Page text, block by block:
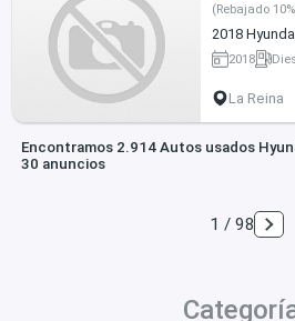
(Rebajado
2018
2018
La Reina
Encontramos 2.914 Autos usados
30 anuncios
1 / 98